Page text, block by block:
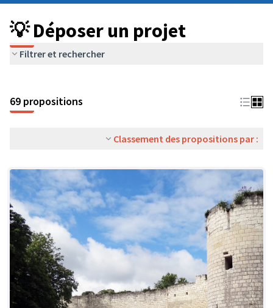
💡 Déposer un projet
Filtrer et rechercher
69 propositions
Classement des propositions par :